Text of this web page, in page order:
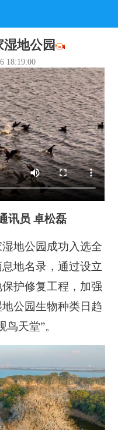
地公园
18:19:00
讯员 卓松磊
地公园成功入选全
地名录，通过设立
护修复工程，加强
公园生物种类日趋
天堂”。